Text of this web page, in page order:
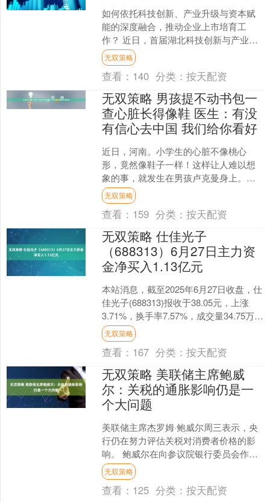
如何依托科技创新、产业升级与资本赋
能的深度融合，推动企业上市培育工
作？ 近日，首届湖北科技创新与产业融
合发展论坛在武汉举行，湖北省地方金
融管理局总会计师吴韧强表....
无双策略
查看： 140 分类：按天配资
无双策略 男孩提不动书包一
查心脏长得像鞋 医生：有没
有信心去中国 我们给你看好
近日，河南。小学生的心脏不像桃心
形，竟然像鞋子一样！这样让人难以想
象的事，就发生在男孩卢克曼身上。卢
克曼自幼体弱多病，上小学后更是总觉
得非常疲倦，严重时连书包都....
无双策略
查看： 159 分类：按天配资
无双策略 仕佳光子
（688313）6月27日主力资
金净买入1.13亿元
本站消息，截至2025年6月27日收盘，仕
佳光子(688313)报收于38.05元，上涨
3.71%，换手率7.57%，成交量34.75万
手，成交额13.17亿元....
无双策略
查看： 167 分类：按天配资
无双策略 美联储主席鲍威
尔：关税的通胀影响仍是一
个大问题
美联储主席杰罗姆·鲍威尔周三表示，央
行仍在努力评估关税对消费者价格的影
响。 鲍威尔在向参议院银行委员会作证
时表示，“问题是谁来承担关税成本？关
税对通胀有多大影响....
无双策略
查看： 125 分类：按天配资